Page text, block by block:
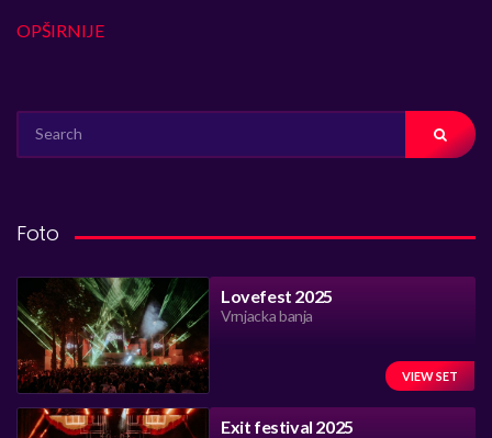
OPŠIRNIJE
FOR:
Foto
Lovefest 2025
Vrnjacka banja
VIEW SET
Exit festival 2025